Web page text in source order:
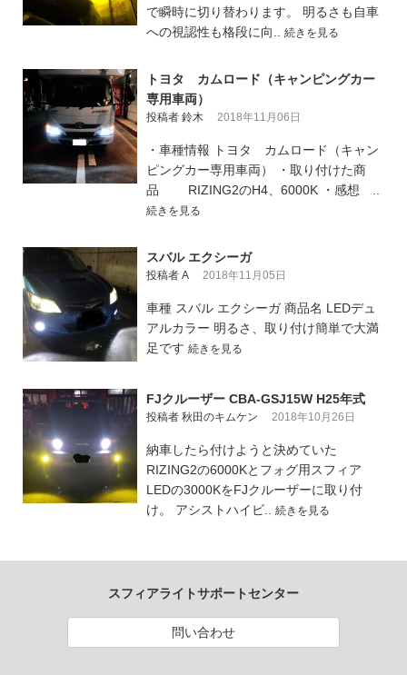
で瞬時に切り替わります。 明るさも自車
への視認性も格段に向.. 続きを見る
トヨタ カムロード（キャンピングカー
専用車両）
投稿者 鈴木 2018年11月06日
・車種情報 トヨタ カムロード（キャン
ピングカー専用車両） ・取り付けた商
品 RIZING2のH4、6000K ・感想 ..
続きを見る
スバル エクシーガ
投稿者 A 2018年11月05日
車種 スバル エクシーガ 商品名 LEDデュ
アルカラー 明るさ、取り付け簡単で大満
足です 続きを見る
FJクルーザー CBA-GSJ15W H25年式
投稿者 秋田のキムケン 2018年10月26日
納車したら付けようと決めていた
RIZING2の6000Kとフォグ用スフィア
LEDの3000KをFJクルーザーに取り付
け。 アシストハイビ.. 続きを見る
スフィアライトサポートセンター
問い合わせ